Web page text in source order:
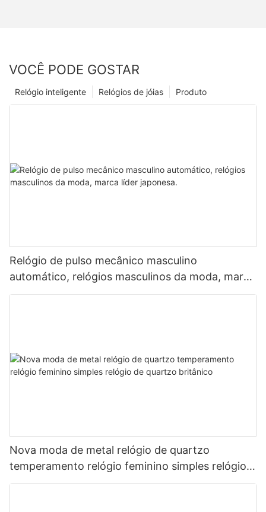
VOCÊ PODE GOSTAR
Produto
Relógios de jóias
Relógio inteligente
Relógio de pulso mecânico masculino
automático, relógios masculinos da moda, marca
líder japonesa.
Nova moda de metal relógio de quartzo
temperamento relógio feminino simples relógio
de quartzo britânico